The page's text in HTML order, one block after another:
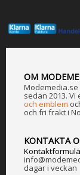
OM
sedan 2013.
och emblem
och fri frakt i
KONTAKTA
dagar i veckan